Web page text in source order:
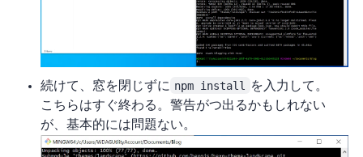
続けて、窓を閉じずに npm install
を入力して Enter。
こちらはすぐ終わる。警告が2つ出るかもしれない
が、基本的には問題ない。